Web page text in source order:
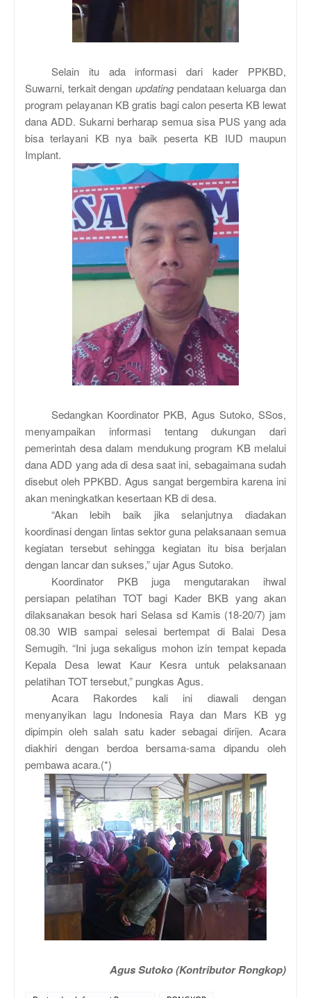
Selain itu ada informasi dari kader PPKBD,
Suwarni, terkait dengan updating pendataan keluarga dan
program pelayanan KB gratis bagi calon peserta KB lewat
dana ADD. Sukarni berharap semua sisa PUS yang ada
bisa terlayani KB nya baik peserta KB IUD maupun
Implant.
Sedangkan Koordinator PKB, Agus Sutoko, SSos,
menyampaikan informasi tentang dukungan dari
pemerintah desa dalam mendukung program KB melalui
dana ADD yang ada di desa saat ini, sebagaimana sudah
disebut oleh PPKBD. Agus sangat bergembira karena ini
akan meningkatkan kesertaan KB di desa.
“Akan lebih baik jika selanjutnya diadakan
koordinasi dengan lintas sektor guna pelaksanaan semua
kegiatan tersebut sehingga kegiatan itu bisa berjalan
dengan lancar dan sukses,” ujar Agus Sutoko.
Koordinator PKB juga mengutarakan ihwal
persiapan pelatihan TOT bagi Kader BKB yang akan
dilaksanakan besok hari Selasa sd Kamis (18-20/7) jam
08.30 WIB sampai selesai bertempat di Balai Desa
Semugih. “Ini juga sekaligus mohon izin tempat kepada
Kepala Desa lewat Kaur Kesra untuk pelaksanaan
pelatihan TOT tersebut,” pungkas Agus.
Acara Rakordes kali ini diawali dengan
menyanyikan lagu Indonesia Raya dan Mars KB yg
dipimpin oleh salah satu kader sebagai dirijen. Acara
diakhiri dengan berdoa bersama-sama dipandu oleh
pembawa acara.(*)
Agus Sutoko (Kontributor Rongkop)